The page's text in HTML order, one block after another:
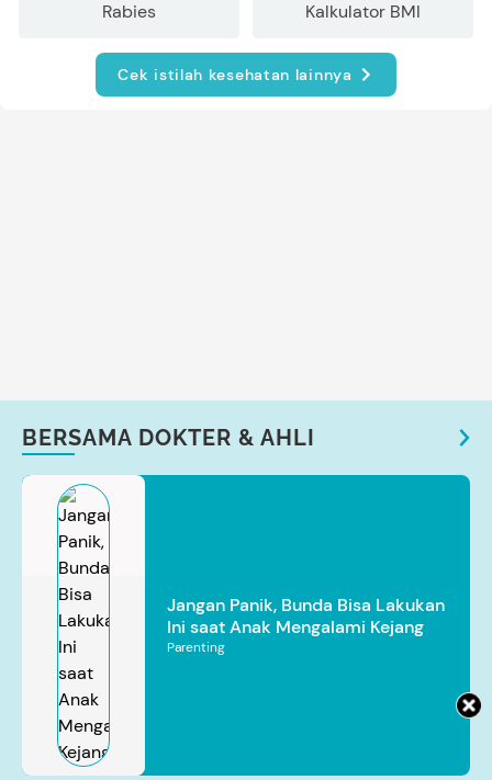
Rabies Kalkulator BMI
Cek istilah kesehatan lainnya
BERSAMA DOKTER & AHLI
Jangan Panik, Bunda Bisa Lakukan
Ini saat Anak Mengalami Kejang
Parenting